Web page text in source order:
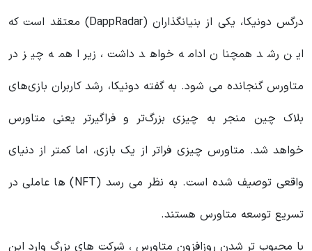
درگس دونیکا، یکی از بنیانگذاران (DappRadar) معتقد است که
این رشد همچنان ادامه خواهد داشت، زیرا همه چیز در
متاورس گنجانده می شود. به گفته دونیکا، رشد کاربران بازی‌های
بلاک چین منجر به چیزی بزرگ‌تر و فراگیرتر یعنی متاورس
خواهد شد. متاورس چیزی فراتر از یک بازی، اما کمتر از دنیای
واقعی توصیف شده است. به نظر می رسد (NFT) ها عاملی در
تسریع توسعه متاورس هستند.
با محبوب تر شدن روزافزون متاورس ، شرکت های بزرگ وارد این